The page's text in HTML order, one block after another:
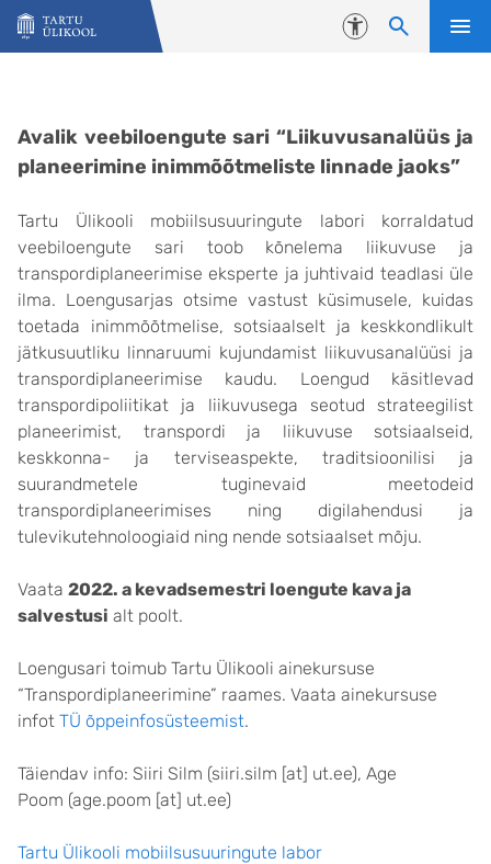
Liigu edasi põhisisu juurde
Juurdepääsetavus
Loengud 2022
Avalik veebiloengute sari “Liikuvusanalüüs ja
planeerimine inimmõõtmeliste linnade jaoks”
Tartu Ülikooli mobiilsusuuringute labori korraldatud
veebiloengute sari toob kõnelema liikuvuse ja
transpordiplaneerimise eksperte ja juhtivaid teadlasi üle
ilma. Loengusarjas otsime vastust küsimusele, kuidas
toetada inimmõõtmelise, sotsiaalselt ja keskkondlikult
jätkusuutliku linnaruumi kujundamist liikuvusanalüüsi ja
transpordiplaneerimise kaudu. Loengud käsitlevad
transpordipoliitikat ja liikuvusega seotud strateegilist
planeerimist, transpordi ja liikuvuse sotsiaalseid,
keskkonna- ja terviseaspekte, traditsioonilisi ja
suurandmetele tuginevaid meetodeid
transpordiplaneerimises ning digilahendusi ja
tulevikutehnoloogiaid ning nende sotsiaalset mõju.
Vaata 2022. a kevadsemestri loengute kava ja
salvestusi alt poolt.
Loengusari toimub Tartu Ülikooli ainekursuse
“Transpordiplaneerimine” raames. Vaata ainekursuse
infot TÜ õppeinfosüsteemist.
Täiendav info: Siiri Silm (siiri.silm [at] ut.ee), Age
Poom (age.poom [at] ut.ee)
Tartu Ülikooli mobiilsusuuringute labor